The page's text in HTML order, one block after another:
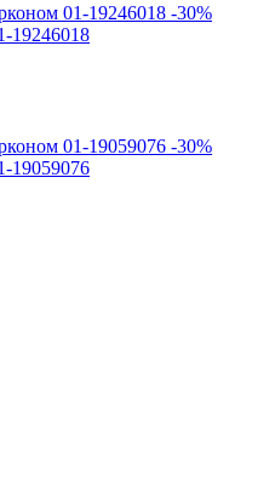
-30%
19246018
-30%
19059076